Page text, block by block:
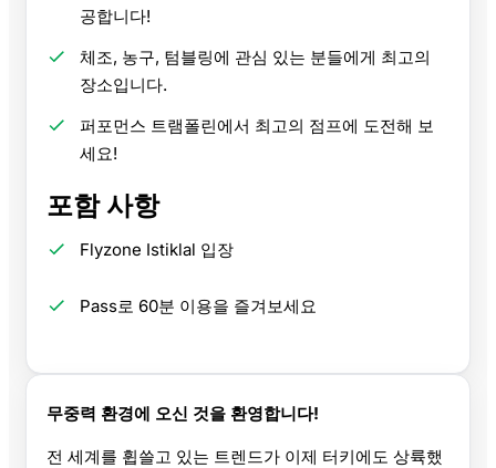
공합니다!
체조, 농구, 텀블링에 관심 있는 분들에게 최고의
장소입니다.
퍼포먼스 트램폴린에서 최고의 점프에 도전해 보
세요!
포함 사항
Flyzone Istiklal 입장
Pass로 60분 이용을 즐겨보세요
무중력 환경에 오신 것을 환영합니다!
전 세계를 휩쓸고 있는 트렌드가 이제 터키에도 상륙했